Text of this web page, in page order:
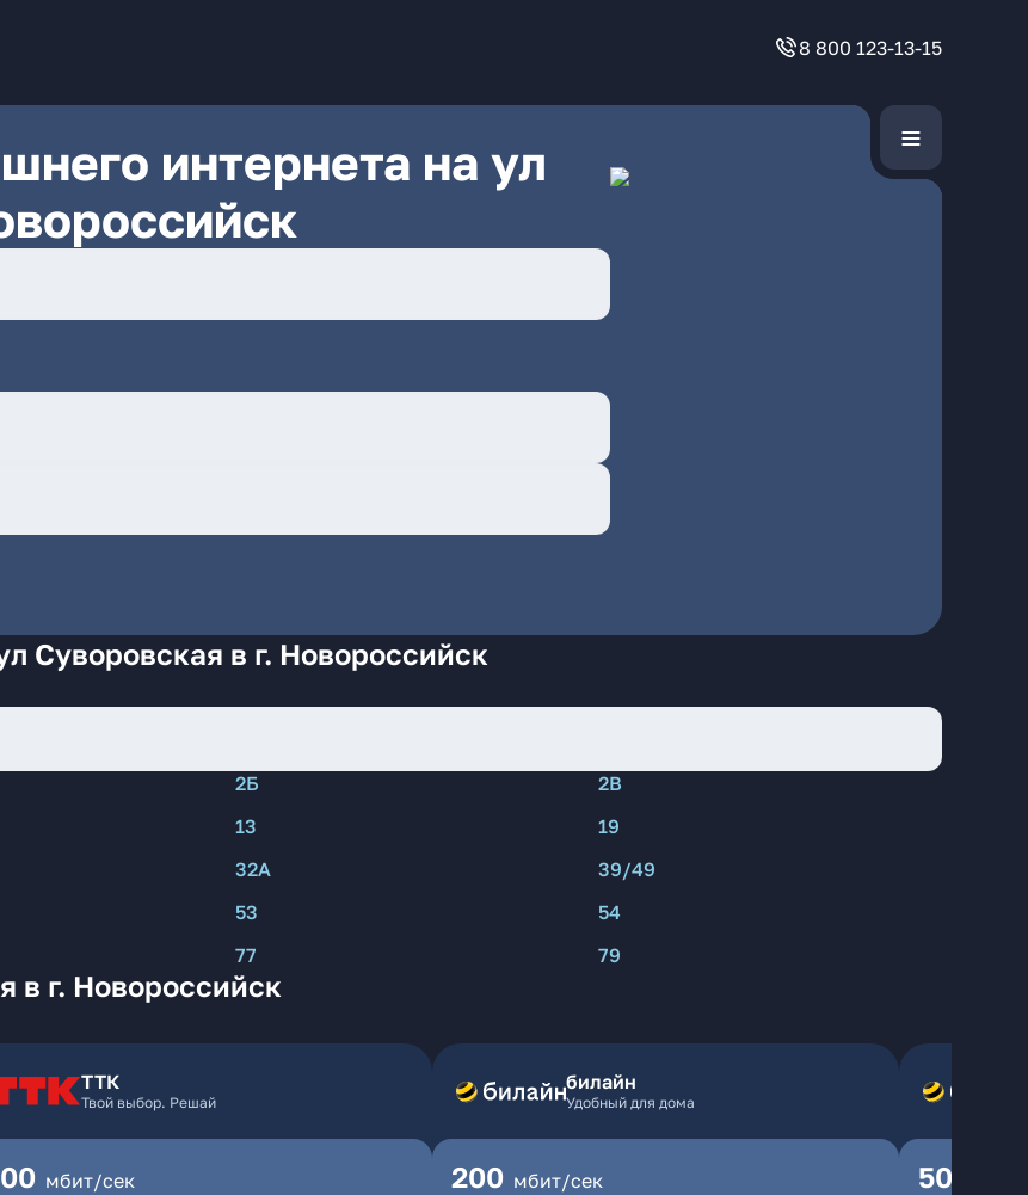
8 800 123-13-15
интернета на ул
Суворовская в г. Новороссийск
2Б
2В
13
19
32А
39/49
53
54
77 79
в г. Новороссийск
ТТК
Твой выбор. Решай
мбит/сек
билайн
Удобный для дома
200 мбит/сек 500